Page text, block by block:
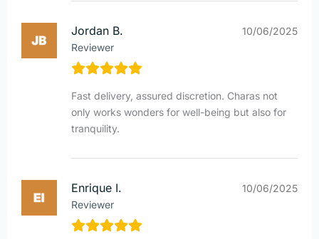
Jordan B.
Reviewer
10/06/2025
Fast delivery, assured discretion. Charas not
only works wonders for well-being but also for
tranquility.
Enrique I.
Reviewer
10/06/2025